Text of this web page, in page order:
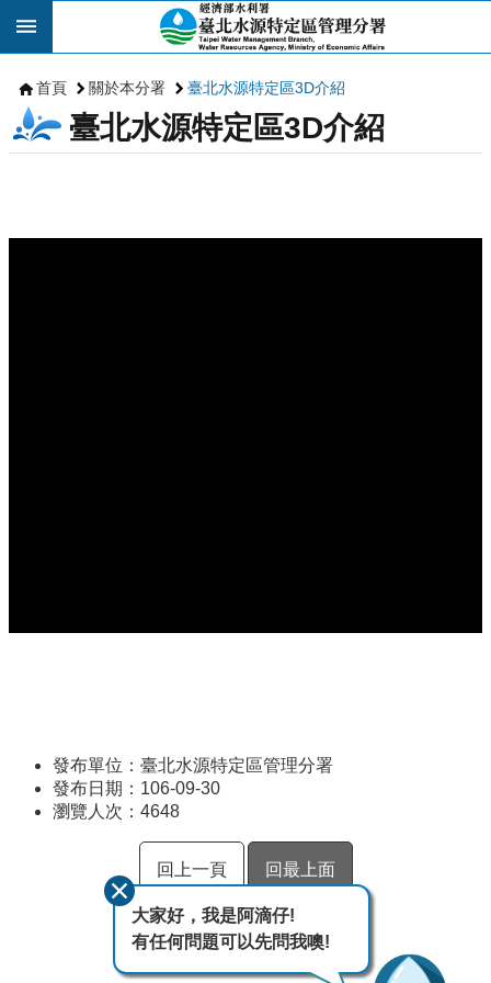
跳到主要內容區塊
首頁 關於本分署 臺北水源特定區3D介紹
臺北水源特定區3D介紹
發布單位：臺北水源特定區管理分署
發布日期：106-09-30
瀏覽人次： 4648
回上一頁 回最上面
大家好，我是阿滴仔!
有任何問題可以先問我噢!